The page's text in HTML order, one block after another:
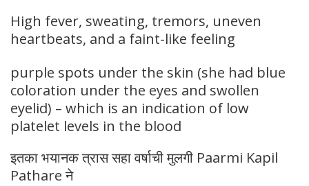
High fever, sweating, tremors, uneven
heartbeats, and a faint-like feeling
purple spots under the skin (she had blue
coloration under the eyes and swollen
eyelid) – which is an indication of low
platelet levels in the blood
इतका भयानक त्रास सहा वर्षाची मुलगी Paarmi Kapil
Pathare ने